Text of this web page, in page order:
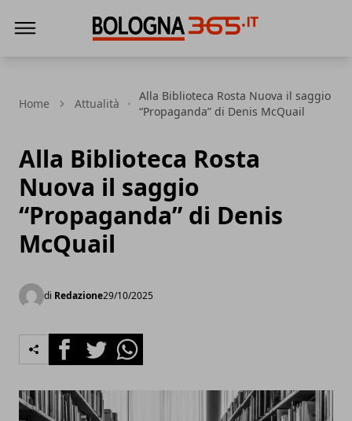
Home Attualità
Alla Biblioteca Rosta Nuova il saggio
“Propaganda” di Denis McQuail
Alla Biblioteca Rosta
Nuova il saggio
“Propaganda” di Denis
McQuail
di Redazione29/10/2025
FacebookTwitterWhatsapp